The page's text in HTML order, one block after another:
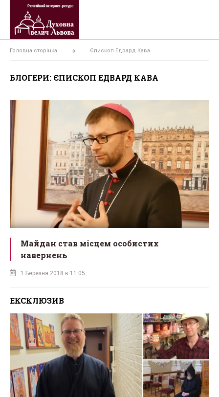
Перейти
вмісту
Головна сторінка Єпископ Едвард Кава
БЛОГЕРИ: ЄПИСКОП ЕДВАРД КАВА
Майдан став місцем особистих
навернень
1 Березня 2018 в 11:05
ЕКСКЛЮЗИВ